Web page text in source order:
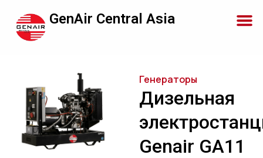
GenAir Central Asia
Генераторы
Дизельная
Genair GA11